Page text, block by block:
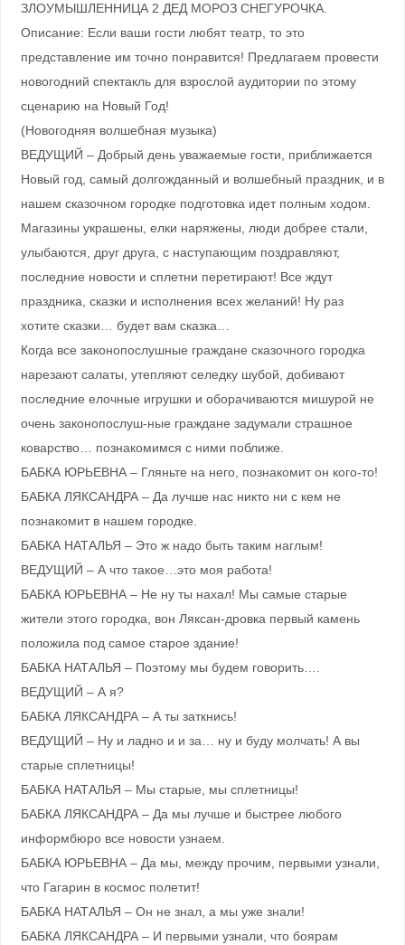
ЗЛОУМЫШЛЕННИЦА 2 ДЕД МОРОЗ СНЕГУРОЧКА.
Описание: Если ваши гости любят театр, то это
представление им точно понравится! Предлагаем провести
новогодний спектакль для взрослой аудитории по этому
сценарию на Новый Год!
(Новогодняя волшебная музыка)
ВЕДУЩИЙ – Добрый день уважаемые гости, приближается
Новый год, самый долгожданный и волшебный праздник, и в
нашем сказочном городке подготовка идет полным ходом.
Магазины украшены, елки наряжены, люди добрее стали,
улыбаются, друг друга, с наступающим поздравляют,
последние новости и сплетни перетирают! Все ждут
праздника, сказки и исполнения всех желаний! Ну раз
хотите сказки… будет вам сказка…
Когда все законопослушные граждане сказочного городка
нарезают салаты, утепляют селедку шубой, добивают
последние елочные игрушки и оборачиваются мишурой не
очень законопослуш-ные граждане задумали страшное
коварство… познакомимся с ними поближе.
БАБКА ЮРЬЕВНА – Гляньте на него, познакомит он кого-то!
БАБКА ЛЯКСАНДРА – Да лучше нас никто ни с кем не
познакомит в нашем городке.
БАБКА НАТАЛЬЯ – Это ж надо быть таким наглым!
ВЕДУЩИЙ – А что такое…это моя работа!
БАБКА ЮРЬЕВНА – Не ну ты нахал! Мы самые старые
жители этого городка, вон Ляксан-дровка первый камень
положила под самое старое здание!
БАБКА НАТАЛЬЯ – Поэтому мы будем говорить….
ВЕДУЩИЙ – А я?
БАБКА ЛЯКСАНДРА – А ты заткнись!
ВЕДУЩИЙ – Ну и ладно и и за… ну и буду молчать! А вы
старые сплетницы!
БАБКА НАТАЛЬЯ – Мы старые, мы сплетницы!
БАБКА ЛЯКСАНДРА – Да мы лучше и быстрее любого
информбюро все новости узнаем.
БАБКА ЮРЬЕВНА – Да мы, между прочим, первыми узнали,
что Гагарин в космос полетит!
БАБКА НАТАЛЬЯ – Он не знал, а мы уже знали!
БАБКА ЛЯКСАНДРА – И первыми узнали, что боярам